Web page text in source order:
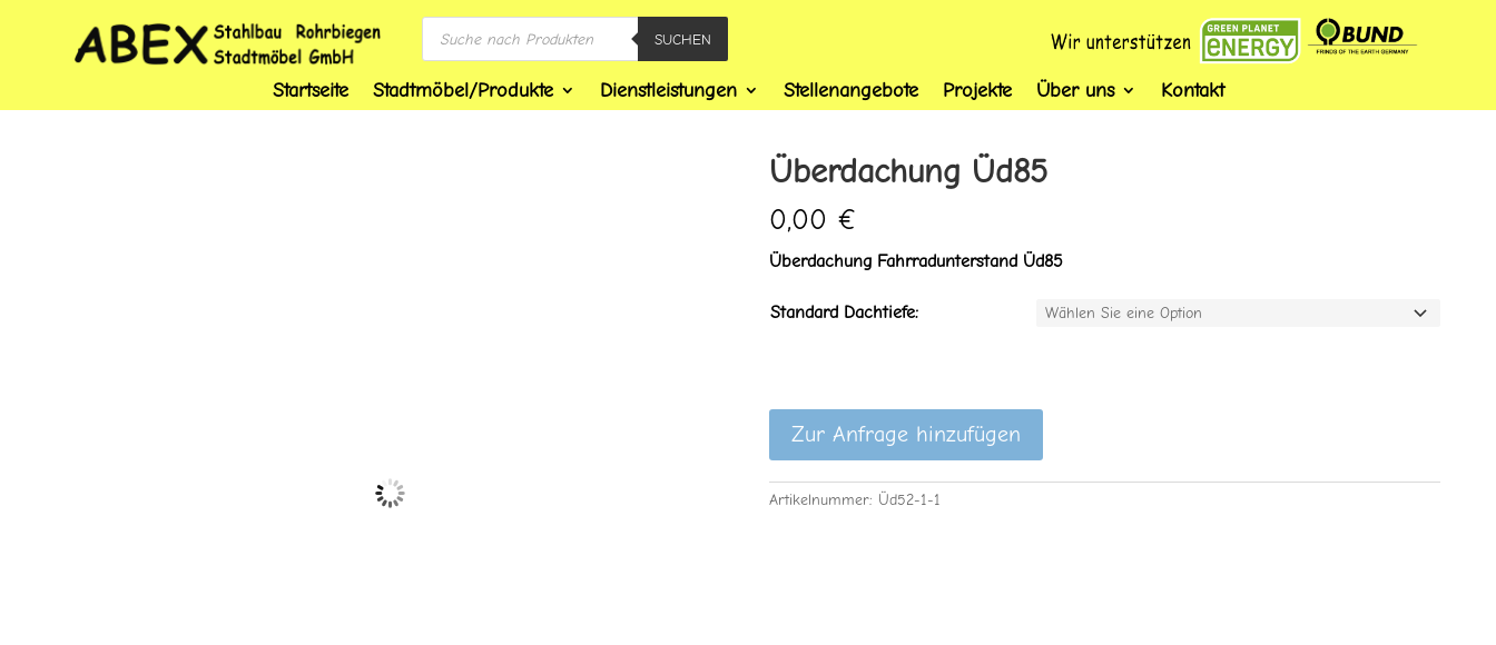
Products
search
SUCHEN
Startseite Stadtmöbel/Produkte Dienstleistungen Stellenangebote Projekte Über uns Kontakt
Überdachung Üd85
0,00 €
Überdachung Fahrradunterstand Üd85
Standard Dachtiefe:
Zur Anfrage hinzufügen
Artikelnummer: Üd52-1-1